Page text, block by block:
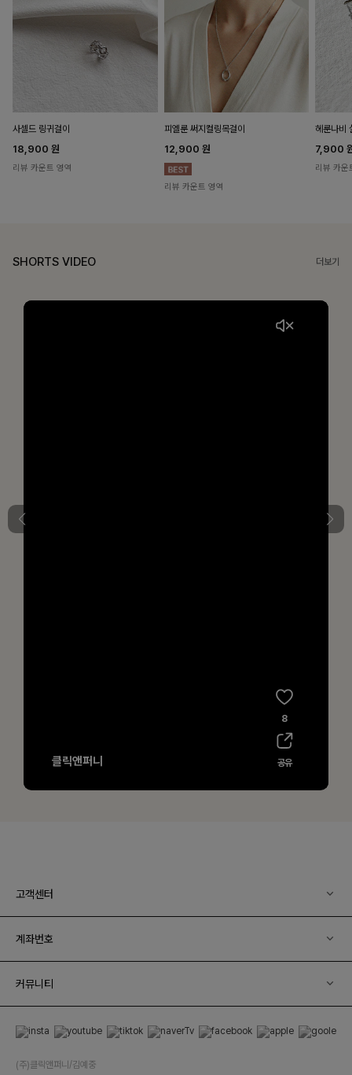
사셀드 링귀걸이
18,900 원
리뷰 카운트 영역
피엘룬 써지컬링목걸이
12,900 원
리뷰 카운트 영역
헤룬나비
7,900
리뷰 카운
SHORTS VIDEO 더보기
고객센터
계좌번호
커뮤니티
(주)클릭앤퍼니/김예중